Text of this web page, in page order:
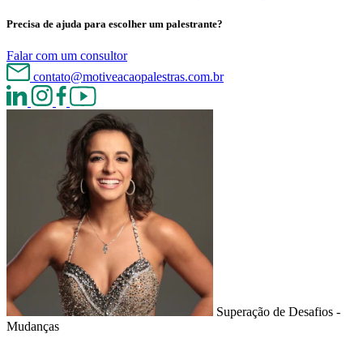
Precisa de ajuda para escolher um palestrante?
Falar com um consultor
contato@motiveacaopalestras.com.br
Superação de Desafios -
Mudanças